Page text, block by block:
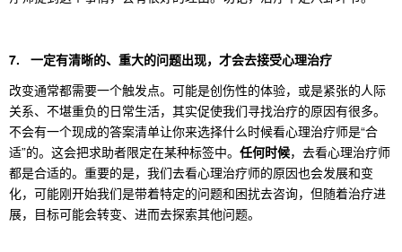
7. 一定有清晰的、重大的问题出现，才会去接受心理治疗
改变通常都需要一个触发点。可能是创伤性的体验，或是紧张的人际
关系、不堪重负的日常生活，其实促使我们寻找治疗的原因有很多。
不会有一个现成的答案清单让你来选择什么时候看心理治疗师是“合
适”的。这会把求助者限定在某种标签中。 任何时候，去看心理治疗师
都是合适的。重要的是，我们去看心理治疗师的原因也会发展和变
化，可能刚开始我们是带着特定的问题和困扰去咨询，但随着治疗进
展，目标可能会转变、进而去探索其他问题。